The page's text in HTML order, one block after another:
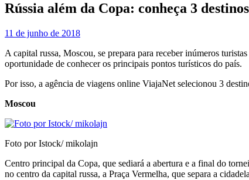
Rússia além da Copa: conheça 3
11 de junho de 2018
A capital russa, Moscou, se prepara para receber inúmeros
oportunidade de conhecer os principais pontos turísticos do país.
Por isso, a agência de viagens online ViajaNet selecionou 3
Moscou
Foto por Istock/ mikolajn
Centro principal da Copa, que sediará a abertura e a final do
no centro da capital russa, a Praça Vermelha, que separa a